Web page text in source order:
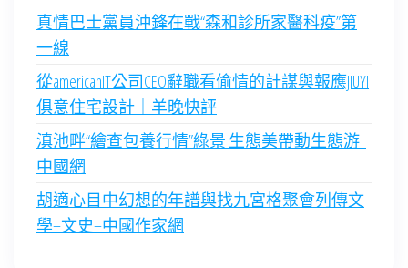
真情巴士黨員沖鋒在戰“森和診所家醫科疫”第
一線
從americanIT公司CEO辭職看偷情的計謀與報應JIUYI
俱意住宅設計｜羊晚快評
滇池畔“繪查包養行情”綠景 生態美帶動生態游_
中國網
胡適心目中幻想的年譜與找九宮格聚會列傳文
學–文史–中國作家網